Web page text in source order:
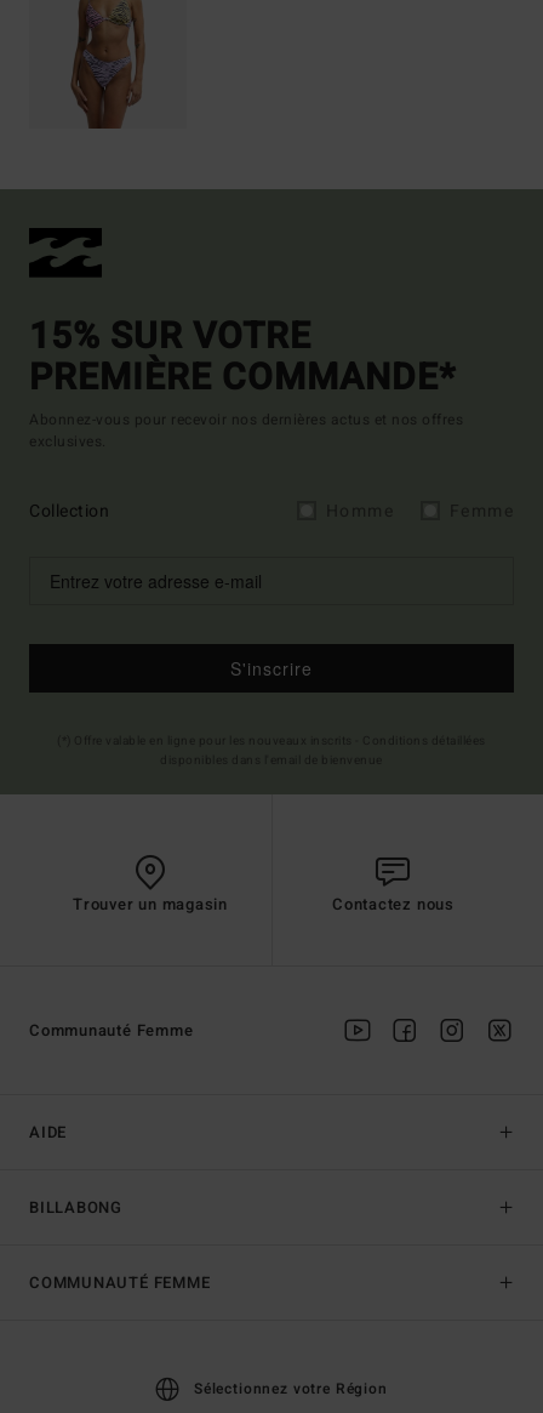
15% SUR VOTRE
PREMIÈRE COMMANDE*
Abonnez-vous pour recevoir nos dernières actus et nos offres
exclusives.
Collection
S'inscrire
Trouver un magasin Contactez nous
AIDE
BILLABONG
Communauté Femme
COMMUNAUTÉ FEMME
Sélectionnez votre Région